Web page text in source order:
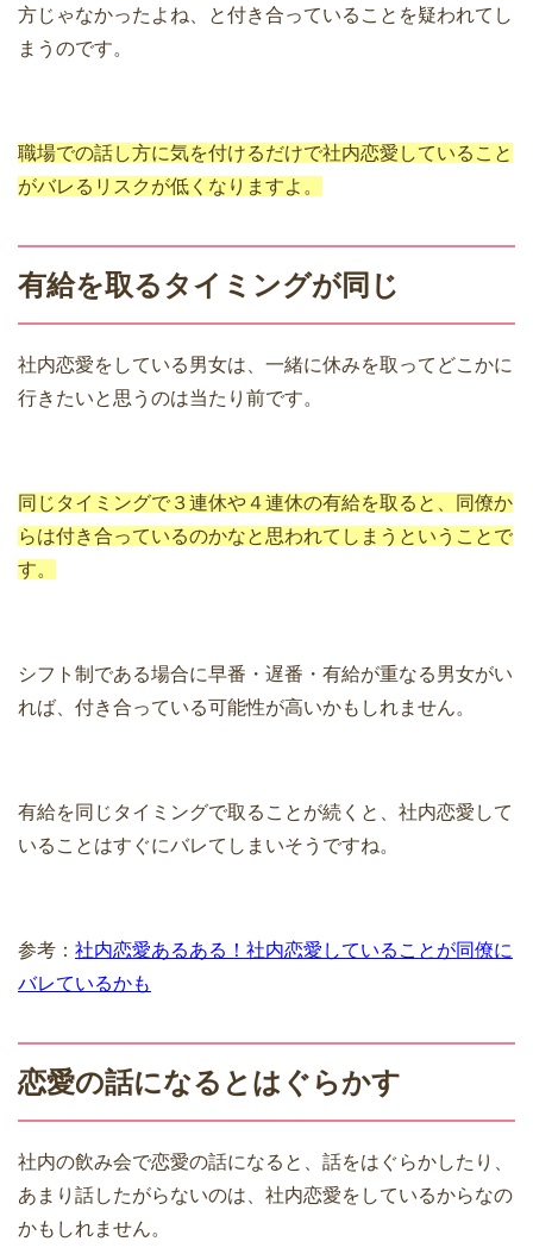
方じゃなかったよね、と付き合っていることを疑われてし
まうのです。
職場での話し方に気を付けるだけで社内恋愛していること
がバレるリスクが低くなりますよ。
有給を取るタイミングが同じ
社内恋愛をしている男女は、一緒に休みを取ってどこかに
行きたいと思うのは当たり前です。
同じタイミングで３連休や４連休の有給を取ると、同僚か
らは付き合っているのかなと思われてしまうということで
す。
シフト制である場合に早番・遅番・有給が重なる男女がい
れば、付き合っている可能性が高いかもしれません。
有給を同じタイミングで取ることが続くと、社内恋愛して
いることはすぐにバレてしまいそうですね。
参考： 社内恋愛あるある！社内恋愛していることが同僚に
バレているかも
恋愛の話になるとはぐらかす
社内の飲み会で恋愛の話になると、話をはぐらかしたり、
あまり話したがらないのは、社内恋愛をしているからなの
かもしれません。